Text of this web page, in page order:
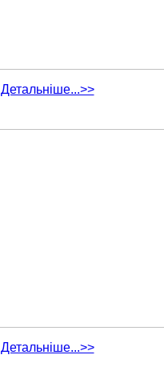
Детальніше...>>
Детальніше...>>